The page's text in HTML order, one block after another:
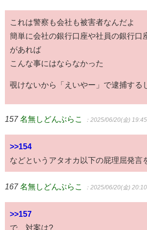
これは警察も会社も被害者なんだよ
簡単に会社の銀行口座や社員の銀行口
があれば
こんな事にはならなかった
覗けないから「えいやー」で逮捕する
157 名無しどんぶらこ ：2025/06/20(金)
>>154
などというアタオカ以下の屁理屈発言
167 名無しどんぶらこ ：2025/06/20(金)
>>157
で、対案は?